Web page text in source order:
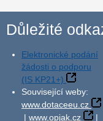
Důležité
Elektronické podání
žádosti o podporu
(IS KP21+)
Související weby:
www.dotaceeu.cz
| www.opjak.cz
|